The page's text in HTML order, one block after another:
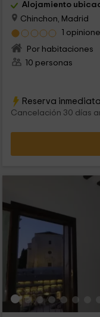
Alojamiento
Chinchon, Madrid
1
Por habitaciones
10 personas
Reserva inmediata
Cancelación 30 días